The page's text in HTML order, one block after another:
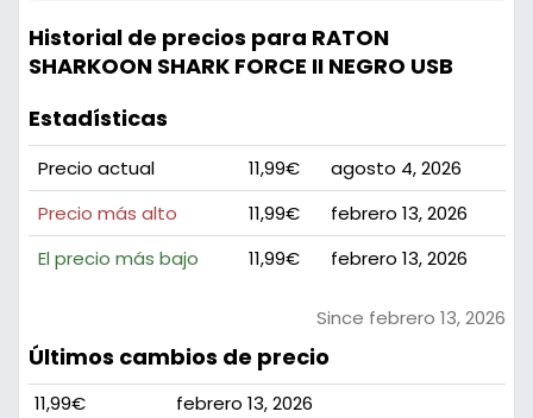
Historial de precios para RATON
SHARKOON SHARK FORCE II NEGRO USB
Estadísticas
Precio actual 11,99€
agosto 4, 2026
Precio más alto
11,99€
febrero 13, 2026
El precio más bajo
11,99€ febrero 13, 2026
Since febrero 13, 2026
Últimos cambios de precio
11,99€ febrero 13, 2026